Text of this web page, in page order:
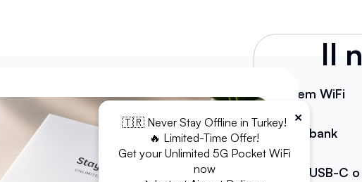
Il
Modem WiFi
Powerbank
Cavo (USB-C
×
🇹🇷 Never Stay Offline in Turkey!
🔥 Limited-Time Offer!
Get your Unlimited 5G Pocket WiFi
now